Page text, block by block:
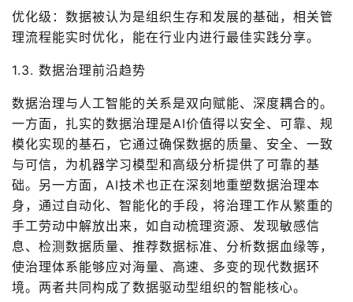
优化级：数据被认为是组织生存和发展的基础，相关管
理流程能实时优化，能在行业内进行最佳实践分享。
1.3. 数据治理前沿趋势
数据治理与人工智能的关系是双向赋能、深度耦合的。
一方面，扎实的数据治理是AI价值得以安全、可靠、规
模化实现的基石，它通过确保数据的质量、安全、一致
与可信，为机器学习模型和高级分析提供了可靠的基
础。另一方面，AI技术也正在深刻地重塑数据治理本
身，通过自动化、智能化的手段，将治理工作从繁重的
手工劳动中解放出来，如自动梳理资源、发现敏感信
息、检测数据质量、推荐数据标准、分析数据血缘等，
使治理体系能够应对海量、高速、多变的现代数据环
境。两者共同构成了数据驱动型组织的智能核心。